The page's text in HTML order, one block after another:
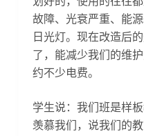
故障、光衰严重、能
日光灯。现在改造后
了，能减少我们的维
约不少电费。
学生说：我们班是样
羡慕我们，说我们的